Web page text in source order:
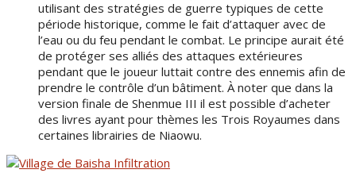
utilisant des stratégies de guerre typiques de cette
période historique, comme le fait d’attaquer avec de
l’eau ou du feu pendant le combat. Le principe aurait été
de protéger ses alliés des attaques extérieures
pendant que le joueur luttait contre des ennemis afin de
prendre le contrôle d’un bâtiment. À noter que dans la
version finale de Shenmue III il est possible d’acheter
des livres ayant pour thèmes les Trois Royaumes dans
certaines librairies de Niaowu.